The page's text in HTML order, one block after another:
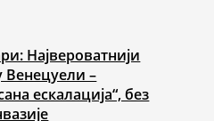
Највероватнији
Венецуели –
ескалација“, без